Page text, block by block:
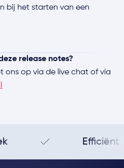
bij het starten van een
release notes?
ons op via de live chat of via
Efficiënt